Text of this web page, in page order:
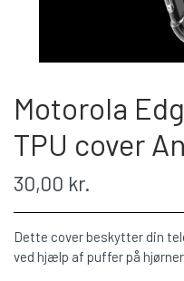
Motorola
TPU cover
30,00 kr.
Dette cover beskytter din
ved hjælp af puffer på